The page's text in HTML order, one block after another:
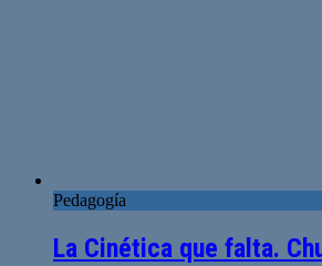
Pedagogía
La Cinética que falta.